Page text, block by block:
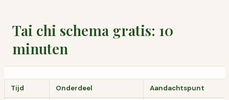
Tai chi schema gratis: 10
minuten
Tijd Onderdeel Aandachtspunt